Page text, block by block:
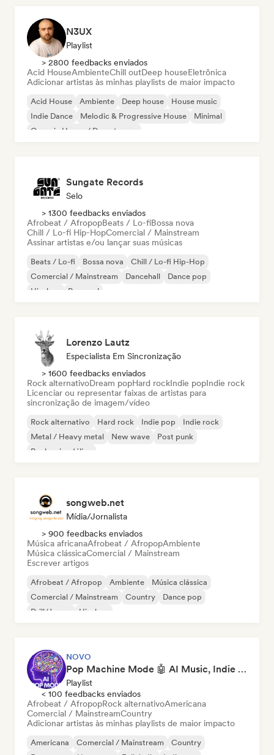
N3UX
Playlist
> 2800 feedbacks enviados
Acid HouseAmbienteChill outDeep houseEletrônica
Adicionar artistas às minhas playlists de maior impacto
Acid House Ambiente Deep house
House music
Indie Dance
Melodic & Progressive House
Minimal
Organic House / Downtempo
Sungate Records
Selo
> 1300 feedbacks enviados
Afrobeat / AfropopBeats / Lo-fiBossa nova
Chill / Lo-fi Hip-HopComercial / Mainstream
Assinar artistas e/ou lançar suas músicas
Beats / Lo-fi Bossa nova
Chill / Lo-fi Hip-Hop
Comercial / Mainstream
Dancehall
Dance pop
Hip-hop
Pop soul
Lorenzo Lautz
Especialista Em Sincronização
> 1600 feedbacks enviados
Rock alternativoDream popHard rockIndie popIndie rock
Licenciar ou representar faixas de artistas para
sincronização de imagem/vídeo
Rock alternativo Hard rock Indie pop
Indie rock
Metal / Heavy metal
New wave
Post punk
Rock psicodélico
songweb.net
Mídia/Jornalista
> 900 feedbacks enviados
Música africanaAfrobeat / AfropopAmbiente
Música clássicaComercial / Mainstream
Escrever artigos
Afrobeat / Afropop Ambiente
Música clássica
Comercial / Mainstream
Country
Dance pop
Drill/Jersey
Hip-hop
NOVO
Pop Machine Mode 🤖 AI Music, Indie Pop & Dream Pop
Playlist
< 100 feedbacks enviados
Afrobeat / AfropopRock alternativoAmericana
Comercial / MainstreamCountry
Adicionar artistas às minhas playlists de maior impacto
Americana Comercial / Mainstream
Country